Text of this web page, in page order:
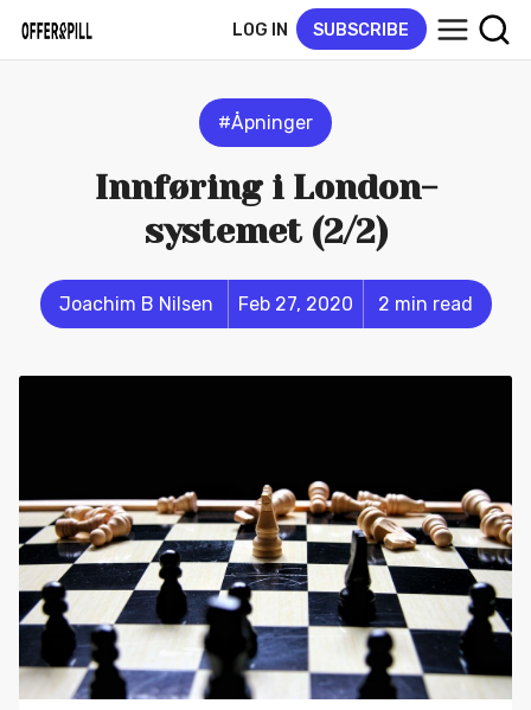
LOG IN SUBSCRIBE
#Åpninger
Innføring i London-
systemet (2/2)
Joachim B Nilsen Feb 27, 2020 2 min read